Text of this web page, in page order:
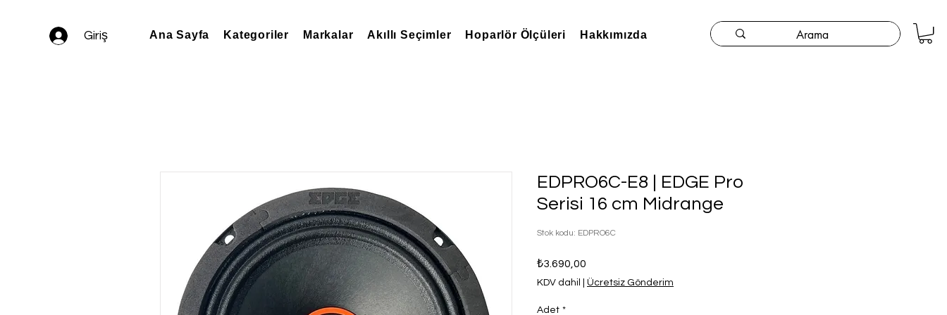
Giriş Ana Sayfa Kategoriler Markalar Akıllı Seçimler Hoparlör Ölçüleri Hakkımızda
EDPRO6C-E8 | EDGE Pro
Serisi 16 cm Midrange
Stok kodu: EDPRO6C
₺3.690,00
KDV dahil Ücretsiz Gönderim
Adet *